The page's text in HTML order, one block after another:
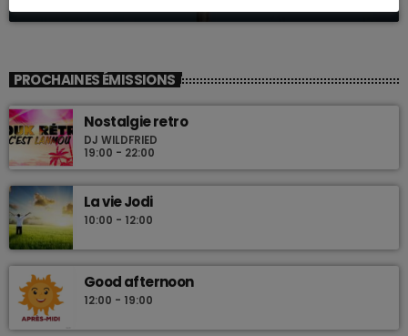
PROCHAINES ÉMISSIONS
Nostalgie retro
DJ WILDFRIED
19:00 - 22:00
La vie Jodi
10:00 - 12:00
Good afternoon
12:00 - 19:00